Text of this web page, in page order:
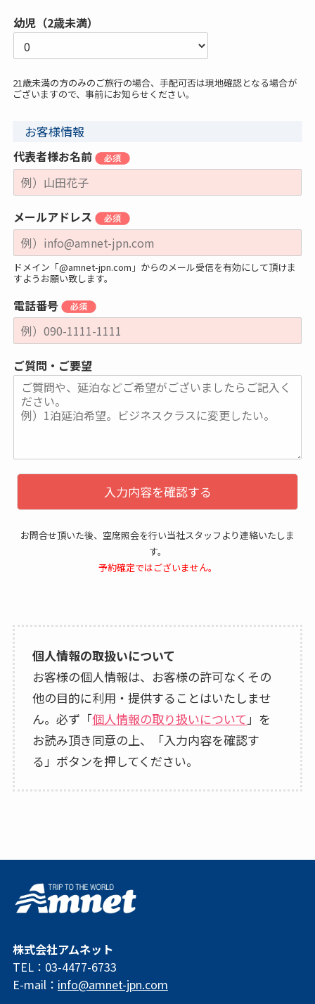
幼児（2歳未満）
21歳未満の方のみのご旅行の場合、手配可否は現地確認となる場合が
ございますので、事前にお知らせください。
お客様情報
代表者様お名前
メールアドレス
ドメイン「@amnet-jpn.com」からのメール受信を有効にして頂けま
すようお願い致します。
電話番号
ご質問・ご要望
入力内容を確認する
お問合せ頂いた後、空席照会を行い当社スタッフより連絡いたしま
す。
予約確定ではございません。
個人情報の取扱いについて
お客様の個人情報は、お客様の許可なくその
他の目的に利用・提供することはいたしませ
ん。必ず「個人情報の取り扱いについて 」を
お読み頂き同意の上、「入力内容を確認す
る」ボタンを押してください。
株式会社アムネット
TEL：03-4477-6733
E-mail： info@amnet-jpn.com